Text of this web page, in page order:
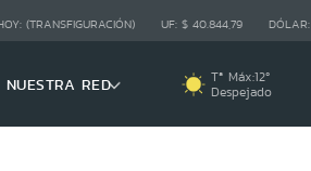
(TRANSFIGURACIÓN) UF: $ 40.844,79 DÓLAR:
NUESTRA RED Tª Máx:12º
Despejado